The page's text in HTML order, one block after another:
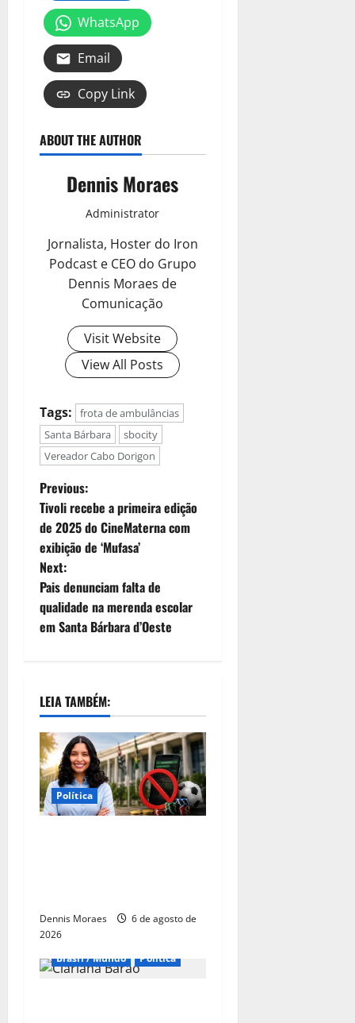
WhatsApp
Email
Copy Link
ABOUT THE AUTHOR
Dennis Moraes
Administrator
Jornalista, Hoster do Iron
Podcast e CEO do Grupo
Dennis Moraes de
Comunicação
Visit Website
View All Posts
Tags:
frota de ambulâncias
Santa Bárbara
sbocity
Vereador Cabo Dorigon
Previous:
Tivoli recebe a primeira edição
de 2025 do CineMaterna com
exibição de ‘Mufasa’
Next:
Pais denunciam falta de
qualidade na merenda escolar
em Santa Bárbara d’Oeste
LEIA TAMBÉM:
Política
Dennis Moraes
6 de agosto de
2026
Brasil / Mundo
Política